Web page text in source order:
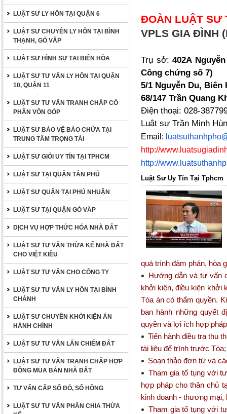
LUẬT SƯ LY HÔN TẠI QUẬN 6
LUẬT SƯ CHUYÊN LY HÔN TẠI BÌNH
THẠNH, GÒ VẤP
LUẬT SƯ HÌNH SỰ TẠI BIÊN HÒA
LUẬT SƯ TƯ VẤN LY HÔN TẠI QUẬN
10, QUẬN 11
LUẬT SƯ TƯ VẤN TRANH CHẤP CỐ
PHẦN VỐN GÓP
LUẬT SƯ BẢO VỆ BÀO CHỮA TẠI
TRUNG TÂM TRỌNG TÀI
LUẬT SƯ GIỎI UY TÍN TẠI TPHCM
LUẬT SƯ TẠI QUẬN TÂN PHÚ
LUẬT SƯ QUẬN TẠI PHÚ NHUẬN
LUẬT SƯ TẠI QUẬN GÒ VẤP
DỊCH VỤ HỢP THỨC HÓA NHÀ ĐẤT
LUẬT SƯ TƯ VẤN THỪA KẾ NHÀ ĐẤT
CHO VIỆT KIỀU
LUẬT SƯ TƯ VẤN CHO CÔNG TY
LUẬT SƯ TƯ VẤN LY HÔN TẠI BÌNH
CHÁNH
LUẬT SƯ CHUYÊN KHỞI KIỆN ÁN
HÀNH CHÍNH
LUẬT SƯ TƯ VẤN LẤN CHIẾM ĐẤT
LUẬT SƯ TƯ VẤN TRANH CHẤP HỢP
ĐỒNG MUA BÁN NHÀ ĐẤT
TƯ VẤN CẤP SỔ ĐỎ, SỔ HỒNG
LUẬT SƯ TƯ VẤN PHÂN CHIA THỪA
ĐOÀN LUẬT SƯ
VPLS GIA ĐÌNH
Trụ sở:402A
Công chứng số 7)
5/1 Nguyễn Du,
68/147 Trần Quang
Điện thoại: 028-
Luật sư Trần Minh
Email:
http://
http://
Luật Sư Uy Tín Tại Tphcm
quá trình đàm phán, hòa
Hướng dẫn và tư vấn
khởi kiện, điều kiện khởi
Tòa án có thẩm quyền.
ban hành những quyết
quyền và lợi ích hợp
Tiến hành điều tra thu
tài liệu để trình trước Tòa;
Soạn thảo đơn từ và
Tham gia tố tụng với
hợp pháp cho thân chủ
kinh doanh - thương mại,
Tham gia tố tụng với